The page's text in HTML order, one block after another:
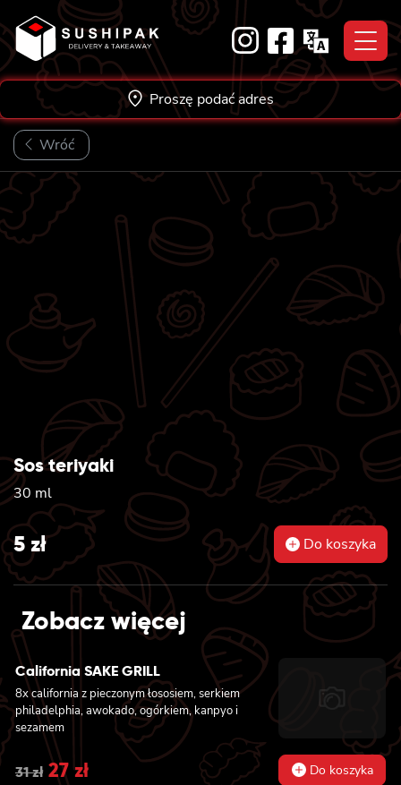
to
content
Proszę podać adres
Wróć
Sos teriyaki
30 ml
5 zł Do koszyka
Zobacz więcej
California SAKE GRILL
8x california z pieczonym łososiem, serkiem
philadelphia, awokado, ogórkiem, kanpyo i
sezamem
31zł Original
27zł Current
Do koszyka